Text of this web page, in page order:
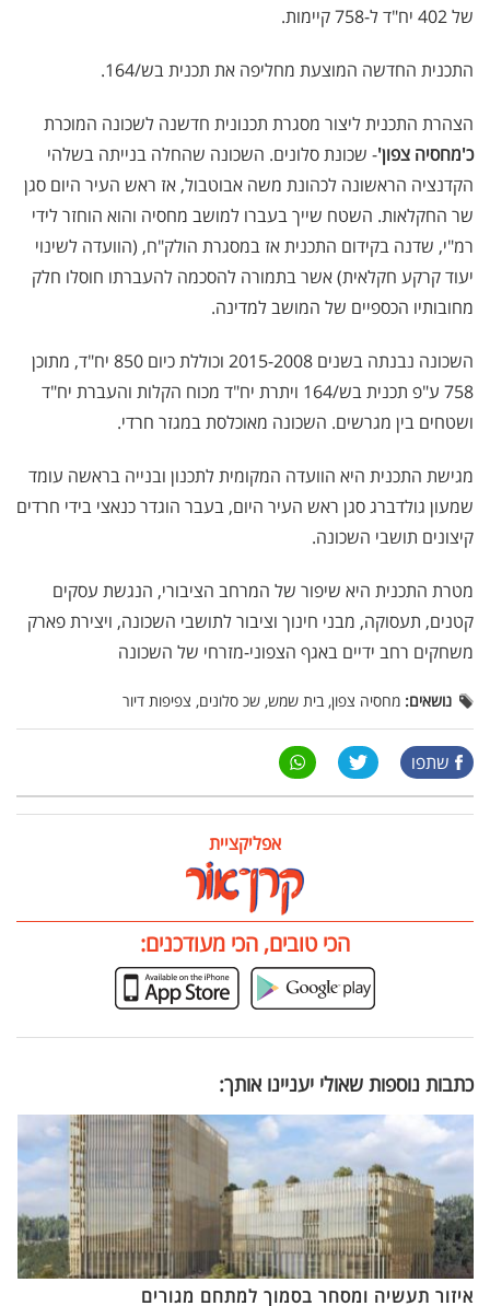
של 402 יח"ד ל-758 קיימות.
התכנית החדשה המוצעת מחליפה את תכנית בש/164.
הצהרת התכנית ליצור מסגרת תכנונית חדשנה לשכונה המוכרת
כ'מחסיה צפון'- שכונת סלונים. השכונה שהחלה בנייתה בשלהי
הקדנציה הראשונה לכהונת משה אבוטבול, אז ראש העיר היום סגן
שר החקלאות. השטח שייך בעברו למושב מחסיה והוא הוחזר לידי
רמ"י, שדנה בקידום התכנית אז במסגרת הולק"ח, (הוועדה לשינוי
יעוד קרקע חקלאית) אשר בתמורה להסכמה להעברתו חוסלו חלק
מחובותיו הכספיים של המושב למדינה.
השכונה נבנתה בשנים 2015-2008 וכוללת כיום 850 יח"ד, מתוכן
758 ע"פ תכנית בש/164 ויתרת יח"ד מכוח הקלות והעברת יח"ד
ושטחים בין מגרשים. השכונה מאוכלסת במגזר חרדי.
מגישת התכנית היא הוועדה המקומית לתכנון ובנייה בראשה עומד
שמעון גולדברג סגן ראש העיר היום, בעבר הוגדר כנאצי בידי חרדים
קיצונים תושבי השכונה.
מטרת התכנית היא שיפור של המרחב הציבורי, הנגשת עסקים
קטנים, תעסוקה, מבני חינוך וציבור לתושבי השכונה, ויצירת פארק
משחקים רחב ידיים באגף הצפוני-מזרחי של השכונה
נושאים: מחסיה צפון, בית שמש, שכ סלונים, צפיפות דיור
שתפו
אפליקציית
הכי טובים, הכי מעודכנים:
כתבות נוספות שאולי יעניינו אותך:
איזור תעשיה ומסחר בסמוך למתחם מגורים